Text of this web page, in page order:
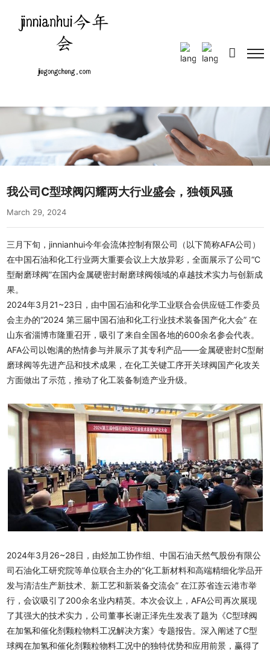
Select Language
我公司C型球阀闪耀两大行业盛会，独领风骚
March 29, 2024
三月下旬，jinnianhui今年会流体控制有限公司（以下简称AFA公司）
在中国石油和化工行业两大重要会议上大放异彩，全面展示了公司“C
型耐磨球阀”在国内金属硬密封耐磨球阀领域的卓越技术实力与创新成
果。
2024年3月21~23日，由中国石油和化学工业联合会供应链工作委员
会主办的“2024 第三届中国石油和化工行业技术装备国产化大会” 在
山东省淄博市隆重召开，吸引了来自全国各地的600余名参会代表。
AFA公司以饱满的热情参与并展示了其专利产品——金属硬密封C型耐
磨球阀等先进产品和技术成果，在化工关键工序开关球阀国产化攻关
方面做出了示范，推动了化工装备制造产业升级。
2024年3月26~28日，由烃加工协作组、中国石油天然气股份有限公
司石油化工研究院等单位联合主办的“化工新材料和高端精细化学品开
发与清洁生产新技术、新工艺和新装备交流会” 在江苏省连云港市举
行，会议吸引了200余名业内精英。本次会议上，AFA公司再次展现
了其强大的技术实力，公司董事长谢正泽先生发表了题为《C型球阀
在加氢和催化剂颗粒物料工况解决方案》专题报告。深入阐述了C型
球阀在加氢和催化剂颗粒物料工况中的独特优势和应用前景，赢得了